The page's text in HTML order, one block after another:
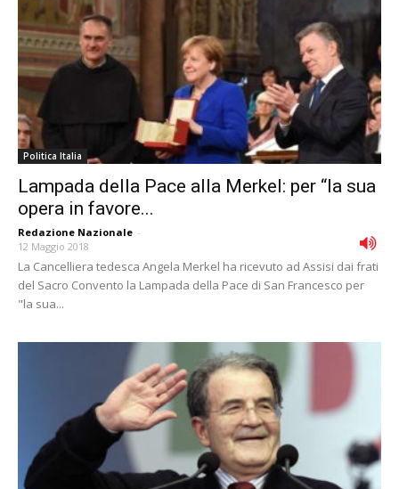
Politica Italia
Lampada della Pace alla Merkel: per “la sua
opera in favore...
Redazione Nazionale -
12 Maggio 2018
La Cancelliera tedesca Angela Merkel ha ricevuto ad Assisi dai frati
del Sacro Convento la Lampada della Pace di San Francesco per
"la sua...